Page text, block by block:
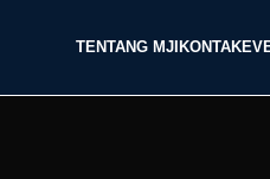
TENTANG MJI KONTAK